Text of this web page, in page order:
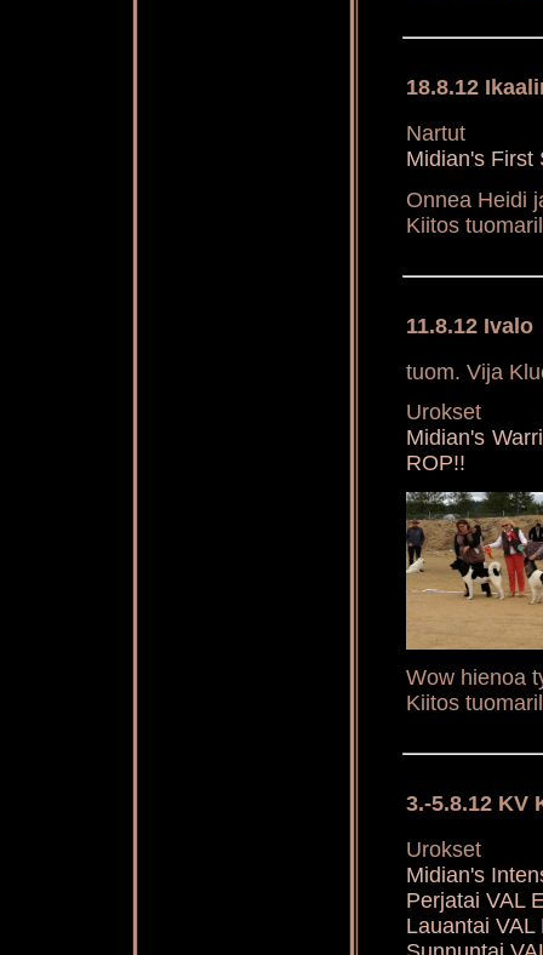
18.8.12
Nartut
Midian's First
Onnea Heidi
Kiitos
11.8.12 Ivalo
tuom. Vija
Urokset
Midian's
ROP!!
Wow hienoa
Kiitos
3.-5.8.12 KV
Urokset
Midian's
Perjatai VAL
Lauantai VAL